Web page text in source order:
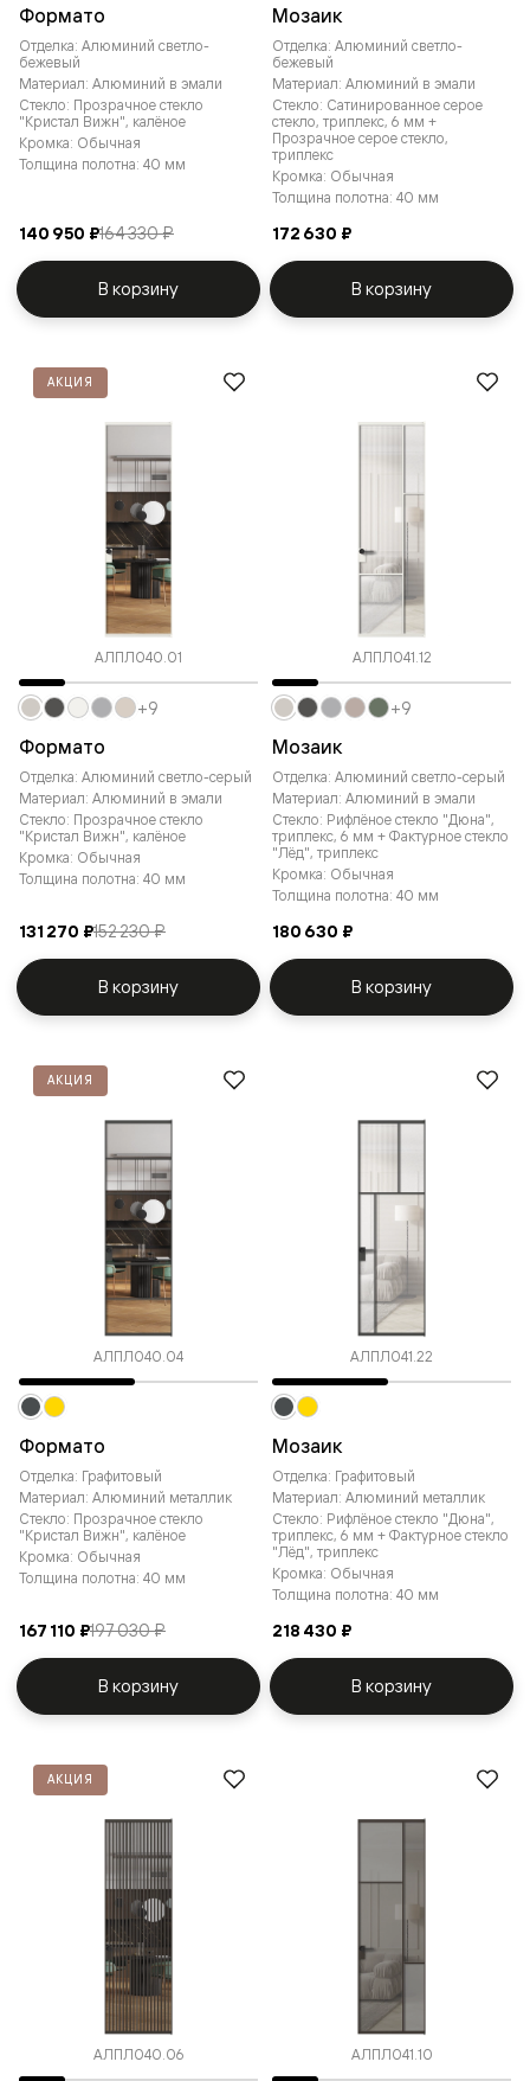
Формато
Отделка: Алюминий светло-
бежевый
Материал: Алюминий в эмали
Стекло: Прозрачное стекло
"Кристал Вижн", калёное
Кромка: Обычная
Толщина полотна: 40 мм
140 950 ₽164 330 ₽
В корзину
Мозаик
Отделка: Алюминий светло-
бежевый
Материал: Алюминий в эмали
Стекло: Сатинированное серое
стекло, триплекс, 6 мм +
Прозрачное серое стекло,
триплекс
Кромка: Обычная
Толщина полотна: 40 мм
172 630 ₽
В корзину
АКЦИЯ
АЛПЛ040.01
Формато
Отделка: Алюминий светло-серый
Материал: Алюминий в эмали
Стекло: Прозрачное стекло
"Кристал Вижн", калёное
Кромка: Обычная
Толщина полотна: 40 мм
131 270 ₽152 230 ₽
+9
В корзину
АЛПЛ041.12
Мозаик
Отделка: Алюминий светло-серый
Материал: Алюминий в эмали
Стекло: Рифлёное стекло "Дюна",
триплекс, 6 мм + Фактурное стекло
"Лёд", триплекс
Кромка: Обычная
Толщина полотна: 40 мм
180 630 ₽
+9
В корзину
АКЦИЯ
АЛПЛ040.04
Формато
Отделка: Графитовый
Материал: Алюминий металлик
Стекло: Прозрачное стекло
"Кристал Вижн", калёное
Кромка: Обычная
Толщина полотна: 40 мм
167 110 ₽197 030 ₽
В корзину
АЛПЛ041.22
Мозаик
Отделка: Графитовый
Материал: Алюминий металлик
Стекло: Рифлёное стекло "Дюна",
триплекс, 6 мм + Фактурное стекло
"Лёд", триплекс
Кромка: Обычная
Толщина полотна: 40 мм
218 430 ₽
В корзину
АКЦИЯ
АЛПЛ040.06 АЛПЛ041.10